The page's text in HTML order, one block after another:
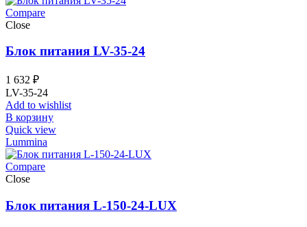
Compare
Close
Блок питания LV-35-24
1 632 ₽
LV-35-24
Add to wishlist
В корзину
Quick view
Lummina
Compare
Close
Блок питания L-150-24-LUX